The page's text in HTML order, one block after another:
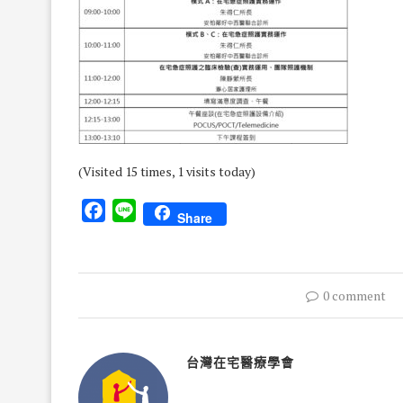
(Visited 15 times, 1 visits today)
Facebook
Line Share
0 comment
台灣在宅醫療學會